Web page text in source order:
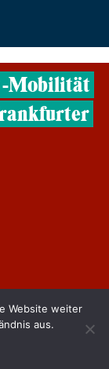
-Mobilität
Website weiter
aus.